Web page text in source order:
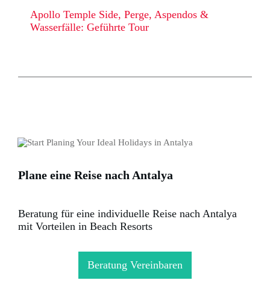
Apollo Temple Side, Perge, Aspendos &
Wasserfälle: Geführte Tour
Plane eine Reise nach Antalya
Beratung für eine individuelle Reise nach Antalya
mit Vorteilen in Beach Resorts
Beratung Vereinbaren